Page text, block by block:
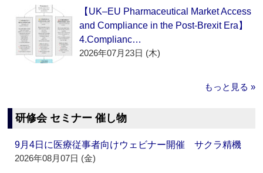
【UK–EU Pharmaceutical Market Access
and Compliance in the Post-Brexit Era】
4.Complianc…
2026年07月23日 (木)
もっと見る »
研修会 セミナー 催し物
9月4日に医療従事者向けウェビナー開催 サクラ精機
2026年08月07日 (金)